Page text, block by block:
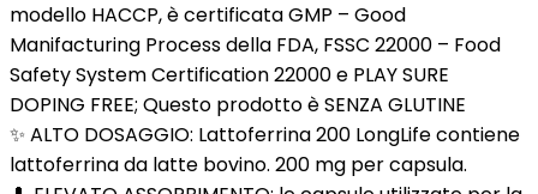
modello HACCP, è certificata GMP – Good
Manifacturing Process della FDA, FSSC 22000 – Food
Safety System Certification 22000 e PLAY SURE
DOPING FREE; Questo prodotto è SENZA GLUTINE
✨ ALTO DOSAGGIO: Lattoferrina 200 LongLife contiene
lattoferrina da latte bovino. 200 mg per capsula.